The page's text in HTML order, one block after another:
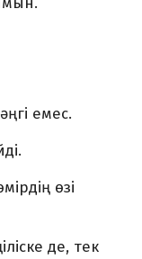
емес.
өзі
де, тек